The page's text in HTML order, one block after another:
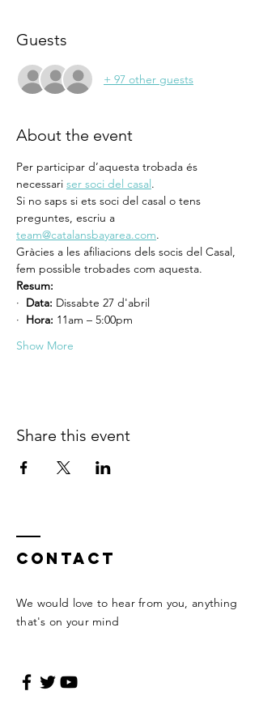
Guests
+ 97 other guests
About the event
Per participar d’aquesta trobada és
necessari ser soci del casal.
Si no saps si ets soci del casal o tens
preguntes, escriu a
team@catalansbayarea.com.
Gràcies a les afiliacions dels socis del Casal,
fem possible trobades com aquesta.
Resum:
· Data: Dissabte 27 d'abril
· Hora: 11am – 5:00pm
Show More
Share this event
Contact
We would love to hear from you, anything
that's on your mind